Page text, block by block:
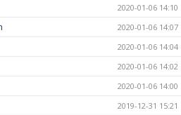
2020-01-06 14:10
2020-01-06 14:07
2020-01-06 14:04
2020-01-06 14:02
2020-01-06 14:00
2019-12-31 15:21